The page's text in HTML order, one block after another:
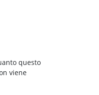
questo
viene